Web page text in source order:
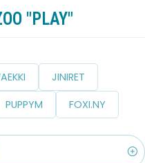
"PLAY"
JINIRET
PUPPYM FOXI.NY